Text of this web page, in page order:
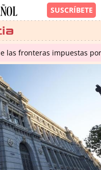
las fronteras impuestas